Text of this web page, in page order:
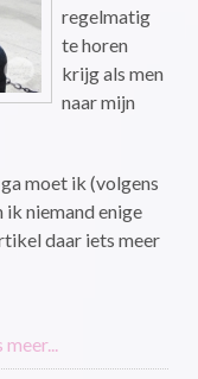
regelmatig
te horen
krijg als men
naar mijn
moet ik (volgens
niemand enige
daar iets meer
meer...